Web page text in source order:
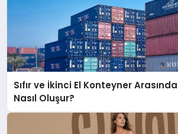
Sıfır ve İkinci El Konteyner
Nasıl Oluşur?